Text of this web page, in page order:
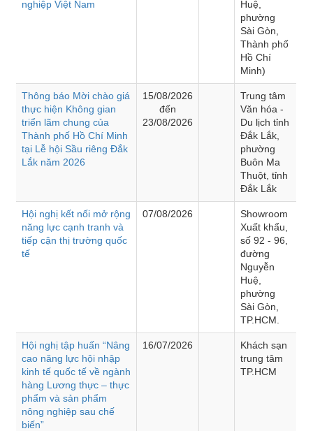
nghiệp Việt Nam
Huệ,
phường
Sài Gòn,
Thành phố
Hồ Chí
Minh)
Thông báo Mời chào giá
thực hiện Không gian
triển lãm chung của
Thành phố Hồ Chí Minh
tại Lễ hội Sầu riêng Đắk
Lắk năm 2026
15/08/2026
đến
23/08/2026
Trung tâm
Văn hóa -
Du lịch tỉnh
Đắk Lắk,
phường
Buôn Ma
Thuột, tỉnh
Đắk Lắk
Hội nghị kết nối mở rộng
năng lực cạnh tranh và
tiếp cận thị trường quốc
tế
07/08/2026
Showroom
Xuất khẩu,
số 92 - 96,
đường
Nguyễn
Huệ,
phường
Sài Gòn,
TP.HCM.
Hội nghị tập huấn “Nâng
cao năng lực hội nhập
kinh tế quốc tế về ngành
hàng Lương thực – thực
phẩm và sản phẩm
nông nghiệp sau chế
biến”
16/07/2026
Khách sạn
trung tâm
TP.HCM